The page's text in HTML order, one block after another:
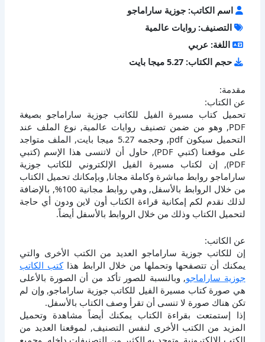
اسم الكاتب: جوزية ساراماجو
التصنيف: روايات عالمية
اللغة: عربي
حجم الكتاب: 5.27 ميجا بايت
مقدمة:
عن الكتاب:
تحميل كتاب مسيرة الفيل للكاتب جوزية ساراماجو بصيغة
PDF, وهو من ضمن تصنيف روايات عالمية, نوع الملف عند
التحميل سيكون pdf, وحجمه 5.27 ميجا بايت, الملف متواجد
على موقعنا (كتبي PDF), حاول أن لاتنسى هذا الإسم (كتبي
PDF), إن لكتاب مسيرة الفيل الإلكتروني للكاتب جوزية
ساراماجو روابط مباشرة وكاملة مجانا, وبإمكانك تحميل الكتاب
من خلال الروابط بالأسفل, وهي روابط مجانية 100%, بالإضافة
لذلك نقدم لكم إمكانية قراءة الكتاب أون لاين ودون أي حاجة
لتحميل الكتاب وذلك من خلال الروابط بالأسفل أيضاً.
عن الكاتب:
إن للكاتب جوزية ساراماجو العديد من الكتب الأخرى والتي
يمكنك أن تتصفحها وتحملها من خلال الرابط هذاكتب الكاتب
جوزية ساراماجو, وبالنسبة للصور تأكد من أن الصورة بالأعلى
هي صورة كتاب مسيرة الفيل للكاتب جوزية ساراماجو, وإن لم
تكن هناك صورة لا تنسى أن تقرأ وصف الكتاب بالأسفل.
إذا إستمتعت بقراءة الكتاب يمكنك أيضاً مشاهدة وتحميل
المزيد من الكتب الأخرى لنفس التصنيف, لموقعنا العديد من
الكتب الإلكترونية, وتوجد به الكثير من التصنيفات داخله, وجميع